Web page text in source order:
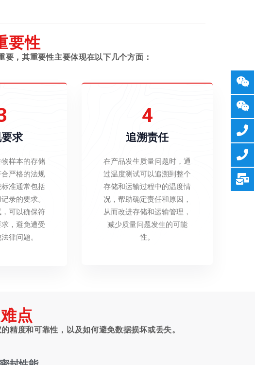
要性
，其重要性主要体现在以下几个方面：
求
样本的存储
严格的法规
准通常包括
录的要求。
可以确保符
，避免遭受
律问题。
4
追溯责任
在产品发生质量问题时，通
过温度测试可以追溯到整个
存储和运输过程中的温度情
况，帮助确定责任和原因，
从而改进存储和运输管理，
减少质量问题发生的可能
性。
点
精度和可靠性，以及如何避免数据损坏或丢失。